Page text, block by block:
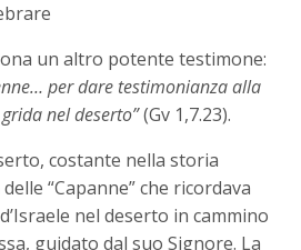
un altro potente testimone:
per dare testimonianza alla
nel deserto”(Gv 1,7.23).
costante nella storia
“Capanne” che ricordava
nel deserto in cammino
guidato dal suo Signore. La